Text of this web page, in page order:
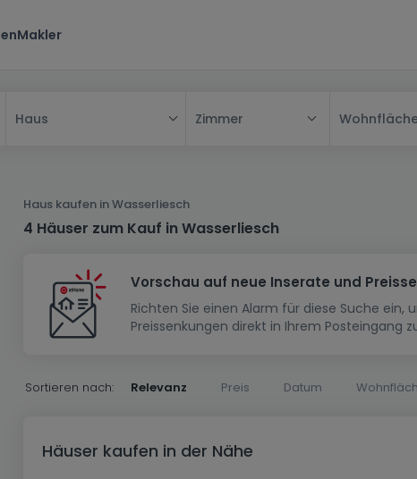
Makler
Haus
Haus
Reihenhaus
Doppelhaushälfte
Herrenhaus
Wohnung
Schlafzimmer
1-Zimmer-Apartment
Maisonnette
Wohnanlage
Wohnsiedlung
Haus bauen
Musterhaus
Renditeobjekt
Gewerbliches Grundstück
Garage - Parkplatz
Gewerbe
Zimmer
Haus kaufen in Wasserliesch
4 Häuser zum Kauf in Wasserliesch
Vorschau auf neue Inserate und
Richten Sie einen Alarm für diese Suche ein,
Preissenkungen direkt in Ihrem Posteingang
Sortieren nach: Relevanz Preis Datum
Häuser kaufen in der Nähe